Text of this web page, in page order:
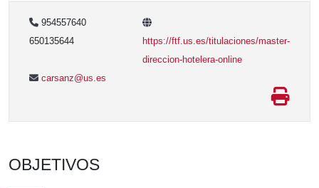
954557640
650135644
https://ftf.us.es/titulaciones/master-
direccion-hotelera-online
carsanz@us.es
OBJETIVOS